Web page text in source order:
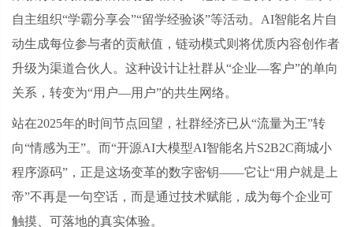
自主组织“学霸分享会”“留学经验谈”等活动。AI智能名片自
动生成每位参与者的贡献值，链动模式则将优质内容创作者
升级为渠道合伙人。这种设计让社群从“企业—客户”的单向
关系，转变为“用户—用户”的共生网络。
站在2025年的时间节点回望，社群经济已从“流量为王”转
向“情感为王”。而“开源AI大模型AI智能名片S2B2C商城小
程序源码”，正是这场变革的数字密钥——它让“用户就是上
帝”不再是一句空话，而是通过技术赋能，成为每个企业可
触摸、可落地的真实体验。